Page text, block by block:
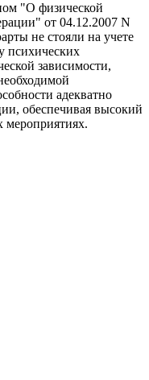
"О физической
от 04.12.2007 N
не стояли на учете
психических
зависимости,
адекватно
обеспечивая высокий
мероприятиях.